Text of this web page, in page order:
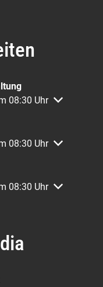
oder Schließzeiten
08:30 Uhr
oder Schließzeiten
08:30 Uhr
oder Schließzeiten
08:30 Uhr